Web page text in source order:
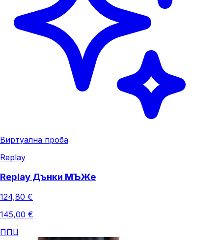
Виртуална проба
Replay
Replay Дънки МЪЖe
124,80 €
145,00 €
ППЦ